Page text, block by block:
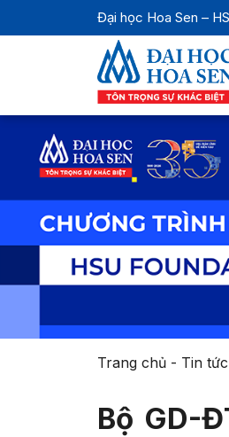
Đại học Hoa Sen –
Trang chủ- Tin tức
Bộ GD-